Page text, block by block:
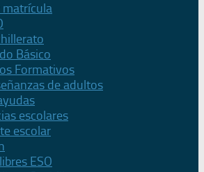
matrícula
Básico
Formativos
de adultos
escolares
escolar
ESO